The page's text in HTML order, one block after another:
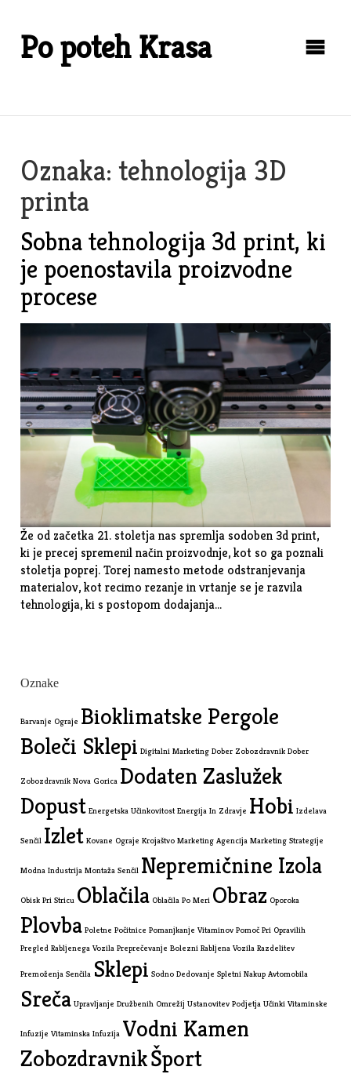
contentPo poteh Krasa
Oznaka:tehnologija 3D
printa
Sobna tehnologija 3d print, ki
je poenostavila proizvodne
procese
Že od začetka 21. stoletja nas spremlja sodoben 3d print,
ki je precej spremenil način proizvodnje, kot so ga poznali
stoletja poprej. Torej namesto metode odstranjevanja
materialov, kot recimo rezanje in vrtanje se je razvila
tehnologija, ki s postopom dodajanja…
Oznake
Barvanje Ograje Bioklimatske Pergole
Boleči Sklepi Digitalni Marketing Dober Zobozdravnik Dober
Zobozdravnik Nova Gorica Dodaten Zaslužek
Dopust Energetska Učinkovitost Energija In Zdravje Hobi Izdelava
Senčil Izlet Kovane Ograje Krojaštvo Marketing Agencija Marketing Strategije
Modna Industrija Montaža Senčil Nepremičnine Izola
Obisk Pri Stricu Oblačila Oblačila Po Meri Obraz Oporoka
Plovba Poletne Počitnice Pomanjkanje Vitaminov Pomoč Pri Opravilih
Pregled Rabljenega Vozila Preprečevanje Bolezni Rabljena Vozila Razdelitev
Premoženja Senčila Sklepi Sodno Dedovanje Spletni Nakup Avtomobila
Sreča Upravljanje Družbenih Omrežij Ustanovitev Podjetja Učinki Vitaminske
Infuzije Vitaminska Infuzija Vodni Kamen
ZobozdravnikŠport